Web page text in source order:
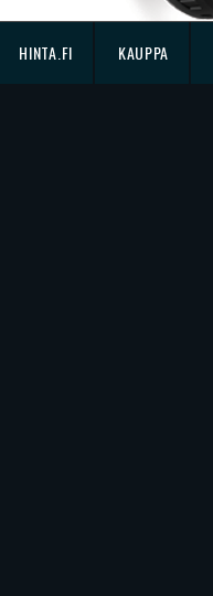
HINTA.FI KAUPPA